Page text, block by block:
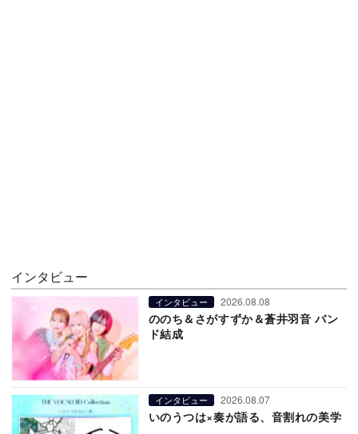
インタビュー
インタビュー 2026.08.08
ののち＆さがすずか＆蒼井羽音 バン
ド結成
インタビュー 2026.08.07
いのうつは×奏が語る、音割れの美学